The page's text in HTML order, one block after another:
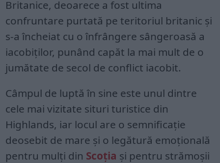
Britanice, deoarece a fost ultima
confruntare purtată pe teritoriul britanic și
s-a încheiat cu o înfrângere sângeroasă a
iacobiților, punând capăt la mai mult de o
jumătate de secol de conflict iacobit.
Câmpul de luptă în sine este unul dintre
cele mai vizitate situri turistice din
Highlands, iar locul are o semnificație
deosebit de mare și o legătură emoțională
pentru mulți din Scoția și pentru strămoșii